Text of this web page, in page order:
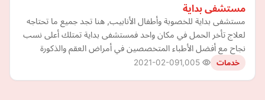
مستشفى بداية
مستشفى بداية للخصوبة وأطفال الأنابيب, هنا تجد جميع ما تحتاجه
لعلاج تأخر الحمل في مكان واحد فمستشفى بداية تمتلك أعلى نسب
نجاح مع أفضل الأطباء المتخصصين في أمراض العقم والذكورة
خدمات 2021-02-09